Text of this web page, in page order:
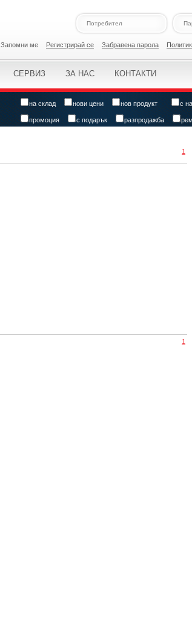
Запомни ме Регистрирай се Забравена парола
СЕРВИЗ ЗА НАС КОНТАКТИ
на склад нови цени нов продукт с
промоция с подарък разпродажба
1
1